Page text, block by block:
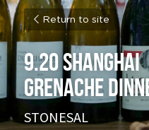
Return to site
9.20
Grenache
STONESAL